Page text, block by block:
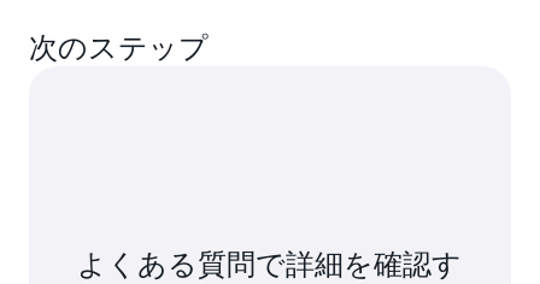
次のステップ
よくある質問で詳細を確認す